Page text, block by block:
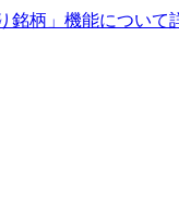
銘柄」機能について